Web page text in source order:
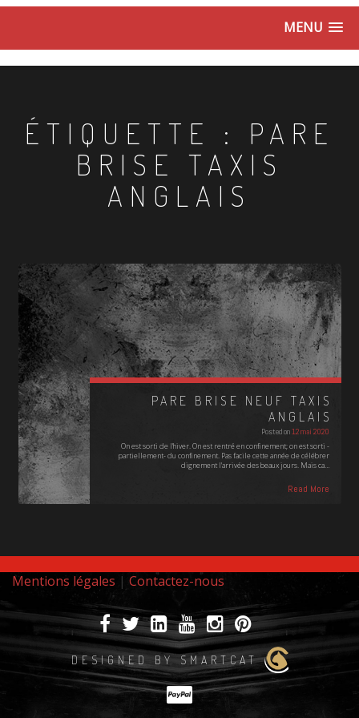
MENU
ÉTIQUETTE : PARE
BRISE TAXIS
ANGLAIS
PARE BRISE NEUF TAXIS
ANGLAIS
Posted on12 mai 2020
On est sorti de l'hiver. On est rentré en confinement; on est sorti -
partiellement- du confinement. Pas facile cette année de célébrer
dignement l'arrivée des beaux jours. Mais ca…
Read More
Mentions légales | Contactez-nous
DESIGNED BY SMARTCAT